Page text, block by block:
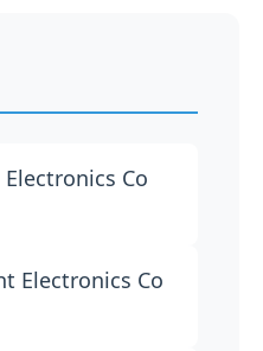
Co
Electronics Co